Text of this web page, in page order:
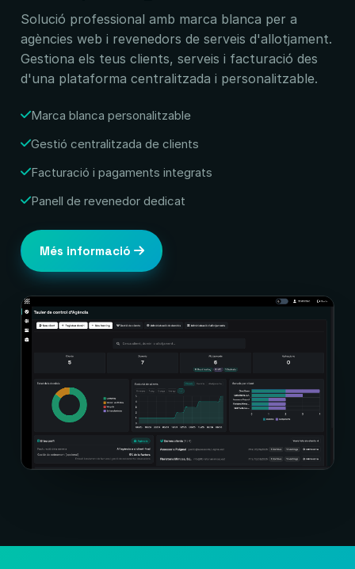
Solució professional amb marca blanca per a
agències web i revenedors de serveis d'allotjament.
Gestiona els teus clients, serveis i facturació des
d'una plataforma centralitzada i personalitzable.
Marca blanca personalitzable
Gestió centralitzada de clients
Facturació i pagaments integrats
Panell de revenedor dedicat
Més informació